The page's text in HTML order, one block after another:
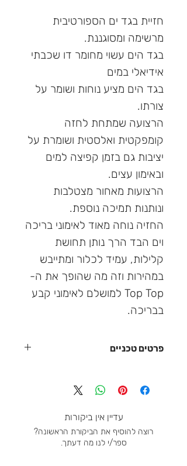
חזיית בגד ים הספורטיבית
מרשימה ומסוגננת.
בגד הים עשוי מחומר דו שכבתי
אידיאלי במים
בגד הים מציע נוחות ושומר על
צורתו.
הרצועה שמתחת לחזה
קומפקטית ואלסטית ושומרת על
יציבות גם בזמן קפיצה למים
ובאימון עצים.
הרצועות מאחור מצטלבות
ונותנות תמיכה נוספת.
החזיה נוחה מאוד לאימוני בריכה
וים הבד הרך נותן תחושת
קלילות, עמיד לכלור ומתייבש
במהירות וזה מה שהופך את ה-
Top Top למושלם לאימוני קבע
בבריכה.
פרטים טכניים
בדים פונקציונליים אטומים
להקת תחתון קומפקטית ומתוחה
עמיד לכלור
ייבוש מהיר
עדיין אין ביקורות
רוצה להוסיף את הביקורת הראשונה?
ספר/י לנו מה דעתך.